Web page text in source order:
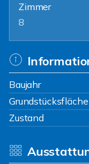
Zimmer
8
Baujahr
Grundstücksfläche
Zustand